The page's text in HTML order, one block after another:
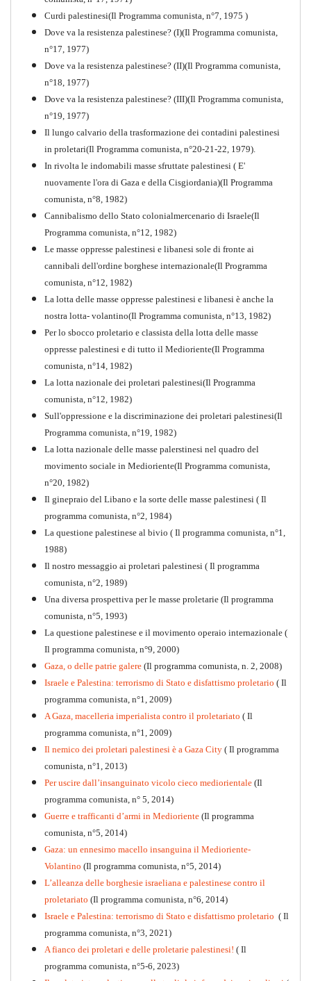
Perchè la Russia non era
comunista
Quaderno n°10
1917-2017 Ieri Oggi Domani
PDF Quaderno n°9
Per la difesa intransigente
Curdi palestinesi(Il Programma comunista, n°7, 1975 )
Dove va la resistenza palestinese? (I)(Il Programma comunista,
n°17, 1977)
Dove va la resistenza palestinese? (II)(Il Programma comunista,
n°18, 1977)
Dove va la resistenza palestinese? (III)(Il Programma comunista,
n°19, 1977)
Il lungo calvario della trasformazione dei contadini palestinesi
in proletari(Il Programma comunista, n°20-21-22, 1979).
In rivolta le indomabili masse sfruttate palestinesi ( E'
nuovamente l'ora di Gaza e della Cisgiordania)(Il Programma
comunista, n°8, 1982)
Cannibalismo dello Stato colonialmercenario di Israele(Il
Programma comunista, n°12, 1982)
Le masse oppresse palestinesi e libanesi sole di fronte ai
cannibali dell'ordine borghese internazionale(Il Programma
comunista, n°12, 1982)
La lotta delle masse oppresse palestinesi e libanesi è anche la
nostra lotta- volantino(Il Programma comunista, n°13, 1982)
Per lo sbocco proletario e classista della lotta delle masse
oppresse palestinesi e di tutto il Medioriente(Il Programma
comunista, n°14, 1982)
La lotta nazionale dei proletari palestinesi(Il Programma
comunista, n°12, 1982)
Sull'oppressione e la discriminazione dei proletari palestinesi(Il
Programma comunista, n°19, 1982)
La lotta nazionale delle masse palerstinesi nel quadro del
movimento sociale in Medioriente(Il Programma comunista,
n°20, 1982)
Il ginepraio del Libano e la sorte delle masse palestinesi ( Il
programma comunista, n°2, 1984)
La questione palestinese al bivio ( Il programma comunista, n°1,
1988)
Il nostro messaggio ai proletari palestinesi ( Il programma
comunista, n°2, 1989)
Una diversa prospettiva per le masse proletarie (Il programma
comunista, n°5, 1993)
La questione palestinese e il movimento operaio internazionale (
Il programma comunista, n°9, 2000)
Gaza, o delle patrie galere (Il programma comunista, n. 2, 2008)
Israele e Palestina: terrorismo di Stato e disfattismo proletario ( Il
programma comunista, n°1, 2009)
A Gaza, macelleria imperialista contro il proletariato ( Il
programma comunista, n°1, 2009)
Il nemico dei proletari palestinesi è a Gaza City ( Il programma
comunista, n°1, 2013)
Per uscire dall’insanguinato vicolo cieco mediorientale (Il
programma comunista, n° 5, 2014)
Guerre e trafficanti d’armi in Medioriente (Il programma
comunista, n°5, 2014)
Gaza: un ennesimo macello insanguina il Medioriente-
Volantino (Il programma comunista, n°5, 2014)
L’alleanza delle borghesie israeliana e palestinese contro il
proletariato (Il programma comunista, n°6, 2014)
Israele e Palestina: terrorismo di Stato e disfattismo proletario ( Il
programma comunista, n°3, 2021)
A fianco dei proletari e delle proletarie palestinesi! ( Il
programma comunista, n°5-6, 2023)